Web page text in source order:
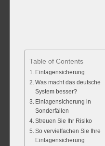
Table of Contents
Einlagensicherung
Was macht das deutsche
System besser?
Einlagensicherung in
Sonderfällen
Streuen Sie Ihr Risiko
So vervielfachen Sie Ihre
Einlagensicherung